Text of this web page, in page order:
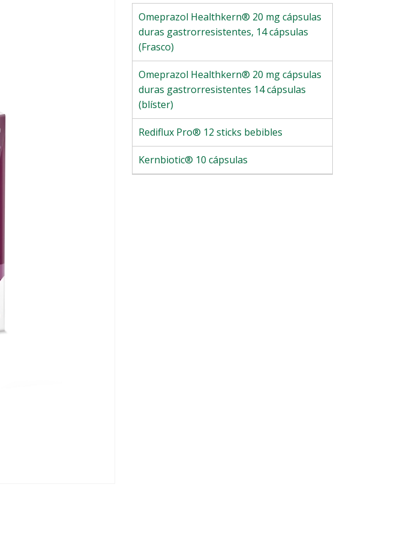
Omeprazol Healthkern® 20 mg cápsulas
duras gastrorresistentes, 14 cápsulas
(Frasco)
Omeprazol Healthkern® 20 mg cápsulas
duras gastrorresistentes 14 cápsulas
(blíster)
Rediflux Pro® 12 sticks bebibles
Kernbiotic® 10 cápsulas